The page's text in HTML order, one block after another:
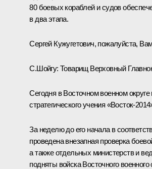
80 боевых кораблей и судов
в два этапа.
Сергей Кужугетович, пожалуйста,
С.Шойгу: Товарищ Верховный
Сегодня в Восточном военном
стратегического учения «Восток-
За неделю до его начала в
проведена внезапная проверка
а также отдельных министерств и
подняты войска Восточного военного